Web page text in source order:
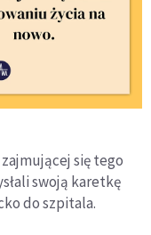
się tego
swoją karetkę
do szpitala.